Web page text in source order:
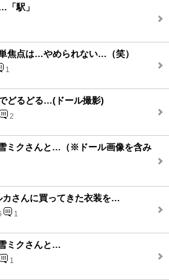
「駅」
焦点は…やめられない…（笑）
1
どるどる…(ドール撮影)
2
ミクさんと…（※ドール画像を含み
さんに買ってきた衣装を…
1
ミクさんと…
1